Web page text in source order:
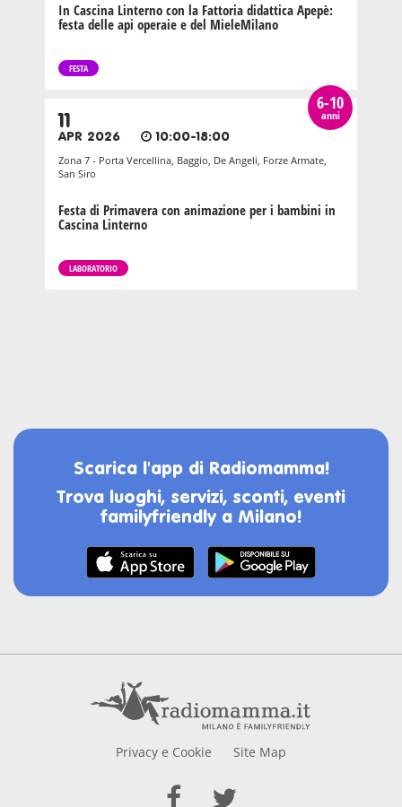
In Cascina Linterno con la Fattoria didattica Apepè:
festa delle api operaie e del MieleMilano
FESTA
6-10
anni
11
APR 2026 10:00-18:00
Zona 7 - Porta Vercellina, Baggio, De Angeli, Forze Armate,
San Siro
Festa di Primavera con animazione per i bambini in
Cascina Linterno
LABORATORIO
Scarica l'app di Radiomamma!
Trova luoghi, servizi, sconti, eventi
familyfriendly a Milano!
Privacy e Cookie Site Map